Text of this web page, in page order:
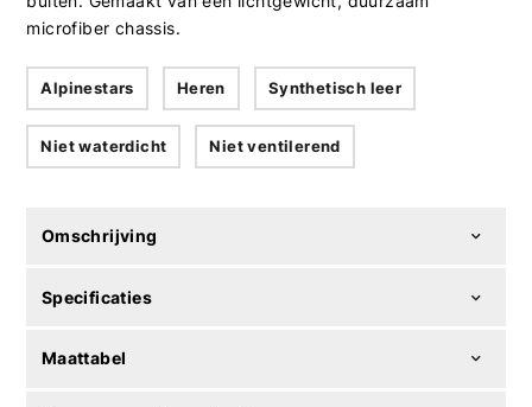
microfiber chassis.
Alpinestars Heren Synthetisch leer
Niet waterdicht Niet ventilerend
Omschrijving
Specificaties
Maattabel